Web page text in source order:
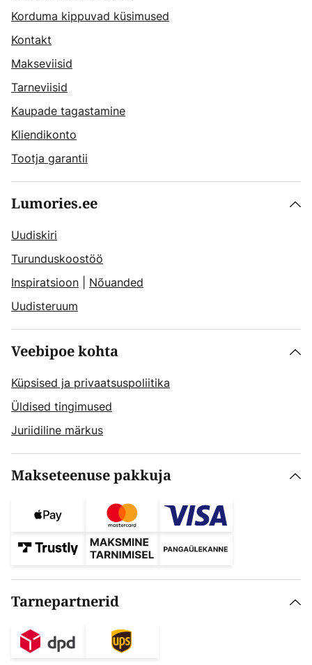
Korduma kippuvad küsimused
Kontakt
Makseviisid
Tarneviisid
Kaupade tagastamine
Kliendikonto
Tootja garantii
Lumories.ee
Uudiskiri
Turunduskoostöö
Inspiratsioon
Nõuanded
Uudisteruum
Veebipoe kohta
Küpsised ja privaatsuspoliitika
Üldised tingimused
Juriidiline märkus
Makseteenuse pakkuja
Tarnepartnerid